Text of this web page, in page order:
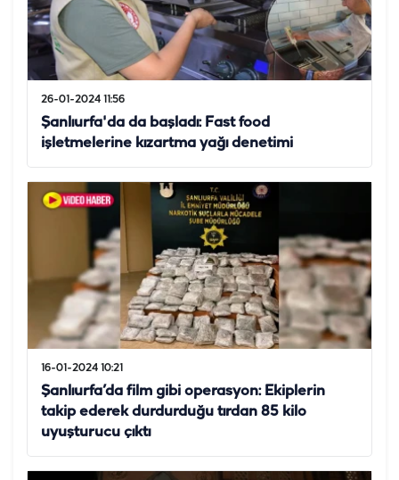
26-01-2024 11:56
Şanlıurfa'da da başladı: Fast food
işletmelerine kızartma yağı denetimi
16-01-2024 10:21
Şanlıurfa’da film gibi operasyon: Ekiplerin
takip ederek durdurduğu tırdan 85 kilo
uyuşturucu çıktı